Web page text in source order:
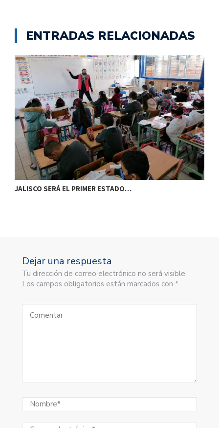
ENTRADAS RELACIONADAS
JALISCO SERÁ EL PRIMER ESTADO…
Dejar una respuesta
Tu dirección de correo electrónico no será visible.
Los campos obligatorios están marcados con *